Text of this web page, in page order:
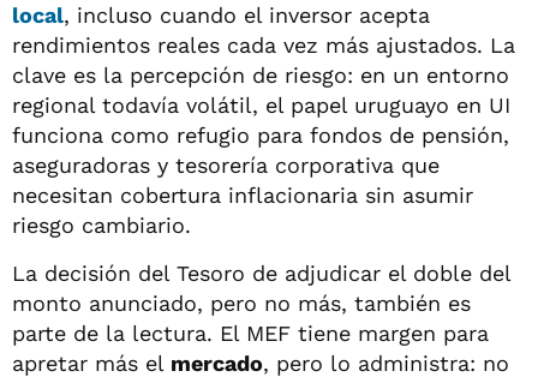
local, incluso cuando el inversor acepta
rendimientos reales cada vez más ajustados. La
clave es la percepción de riesgo: en un entorno
regional todavía volátil, el papel uruguayo en UI
funciona como refugio para fondos de pensión,
aseguradoras y tesorería corporativa que
necesitan cobertura inflacionaria sin asumir
riesgo cambiario.
La decisión del Tesoro de adjudicar el doble del
monto anunciado, pero no más, también es
parte de la lectura. El MEF tiene margen para
apretar más el mercado, pero lo administra: no